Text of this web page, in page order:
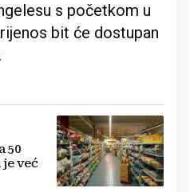
s početkom u
bit će dostupan
50
već